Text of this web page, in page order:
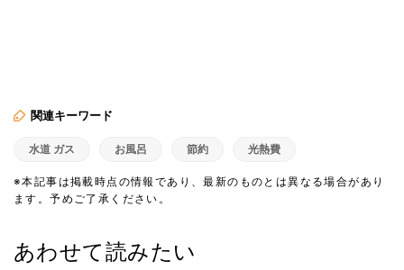
関連キーワード
水道 ガス お風呂 節約 光熱費
※本記事は掲載時点の情報であり、最新のものとは異なる場合があり
ます。予めご了承ください。
あわせて読みたい